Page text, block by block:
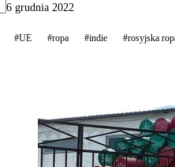
6 grudnia 2022
#UE #ropa #indie #rosyjska